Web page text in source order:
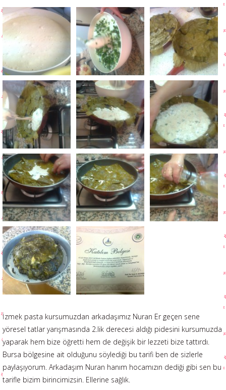
İzmek pasta kursumuzdan arkadaşımız Nuran Er geçen sene
yöresel tatlar yarışmasında 2.lik derecesi aldığı pidesini kursumuzda
yaparak hem bize öğretti hem de değişik bir lezzeti bize tattırdı.
Bursa bölgesine ait olduğunu söylediği bu tarifi ben de sizlerle
paylaşıyorum. Arkadaşım Nuran hanım hocamızın dediği gibi sen bu
tarifle bizim birincimizsin. Ellerine sağlık.